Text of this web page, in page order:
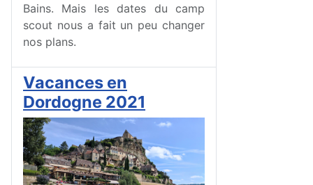
Bains. Mais les dates du camp
scout nous a fait un peu changer
nos plans.
Vacances en
Dordogne 2021